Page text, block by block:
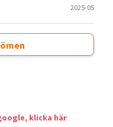
2025-05
klicka här